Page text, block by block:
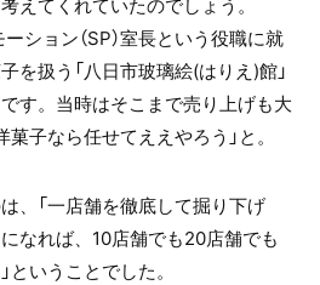
えてくれていたのでしょう。
ション（SP）室長という役職に就
を扱う「八日市玻璃絵(はりえ)館」
す。当時はそこまで売り上げも大
子なら任せてええやろう」と。
、「一店舗を徹底して掘り下げ
なれば、10店舗でも20店舗でも
ということでした。